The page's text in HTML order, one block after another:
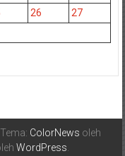
26
27
ColorNews oleh
WordPress.